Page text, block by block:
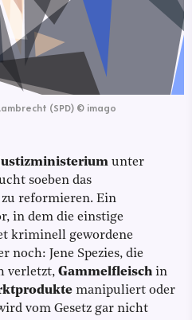
(SPD) © imago
unter
soeben das
zu reformieren. Ein
in dem die einstige
kriminell gewordene
noch: Jene Spezies, die
verletzt, Gammelfleisch in
manipuliert oder
vom Gesetz gar nicht